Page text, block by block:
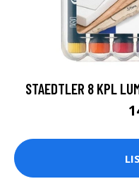
STAEDTLER 8 KPL